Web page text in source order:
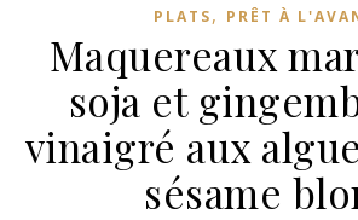
PLATS, PRÊT À
Maquereaux
soja et
vinaigré aux
sésame